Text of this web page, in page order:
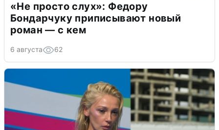
«Не просто слух»: Федору
Бондарчуку приписывают новый
роман — с кем
6 августа 62